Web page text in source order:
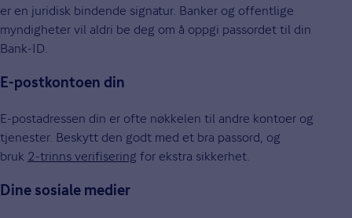
er en juridisk bindende signatur. Banker og offentlige
myndigheter vil aldri be deg om å oppgi passordet til din
Bank-ID.
E-postkontoen din
E-postadressen din er ofte nøkkelen til andre kontoer og
tjenester. Beskytt den godt med et bra passord, og
bruk 2-trinns verifisering for ekstra sikkerhet.
Dine sosiale medier